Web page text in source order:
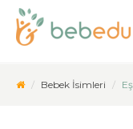
Bebek İsimleri